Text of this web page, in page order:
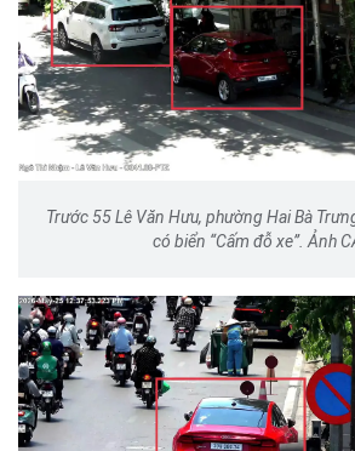
Trước 55 Lê Văn Hưu, phường Hai Bà
có biển “Cấm đỗ xe”. Ảnh